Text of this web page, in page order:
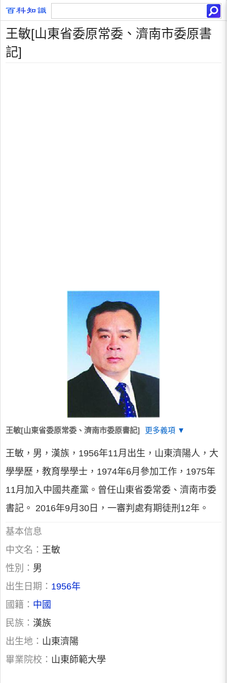
王敏[山東省委原常委、濟南市委原書
記]
王敏[山東省委原常委、濟南市委原書記] 更多義項 ▼
王敏，男，漢族，1956年11月出生，山東濟陽人，大
學學歷，教育學學士，1974年6月參加工作，1975年
11月加入中國共產黨。曾任山東省委常委、濟南市委
書記。 2016年9月30日，一審判處有期徒刑12年。
基本信息
中文名： 王敏
性別： 男
出生日期： 1956年
國籍： 中國
民族： 漢族
出生地： 山東濟陽
畢業院校： 山東師範大學